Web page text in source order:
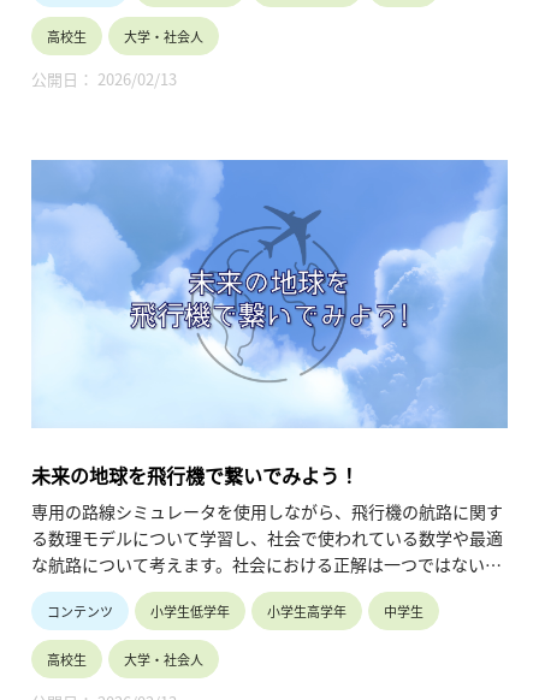
高校生 大学・社会人
公開日： 2026/02/13
未来の地球を飛行機で繋いでみよう！
専用の路線シミュレータを使用しながら、飛行機の航路に関す
る数理モデルについて学習し、社会で使われている数学や最適
な航路について考えます。社会における正解は一つではないこ
とを学んでいきましょう。
コンテンツ 小学生低学年 小学生高学年 中学生
高校生 大学・社会人